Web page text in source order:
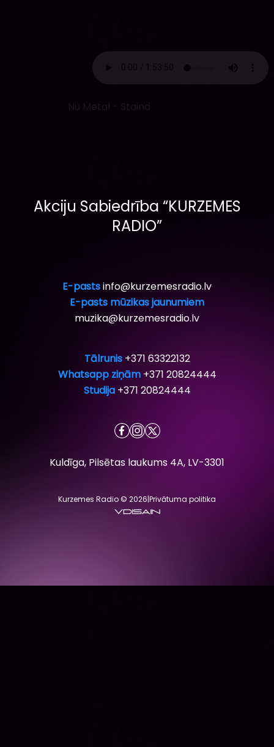
Nu Metal - Staind
Akciju Sabiedrība “KURZEMES
RADIO”
E-pastsinfo@kurzemesradio.lv
E-pasts mūzikas jaunumiem
muzika@kurzemesradio.lv
Tālrunis +371 63322132
Whatsapp ziņām +371 20824444
Studija +371 20824444
Kuldīga, Pilsētas laukums 4A, LV-3301
Kurzemes Radio © 2026|Privātuma politika